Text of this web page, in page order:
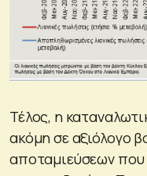
Τέλος, η
ακόμη σε αξιόλογο
αποταμιεύσεων